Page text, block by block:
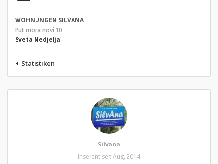
WOHNUNGEN SILVANA
Put mora novi 10
Sveta Nedjelja
+ Statistiken
Silvana
Inserent seit Aug, 2014